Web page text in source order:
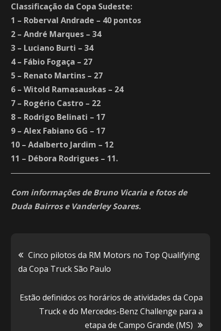
Classificação da Copa Sudeste:
1 – Roberval Andrade – 40 pontos
2 – André Marques – 34
3 – Luciano Burti – 34
4 – Fábio Fogaça – 27
5 – Renato Martins – 27
6 – Witold Ramasauskas – 24
7 – Rogério Castro – 22
8 – Rodrigo Belinati – 17
9 – Alex Fabiano GG – 17
10 – Adalberto Jardim – 12
11 – Débora Rodrigues – 11.
Com informações de Bruno Vicaria e fotos de
Duda Bairros e Vanderley Soares.
Navegação
de
Post
Cinco pilotos da RM Motors no Top Qualifying
da Copa Truck São Paulo
Estão definidos os horários de atividades da Copa
Truck e do Mercedes-Benz Challenge para a
etapa de Campo Grande (MS)